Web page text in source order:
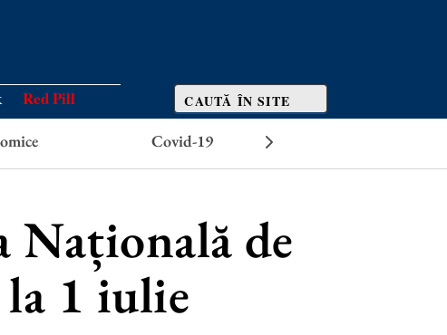
Red Pill
Covid-19
Națională de
1 iulie